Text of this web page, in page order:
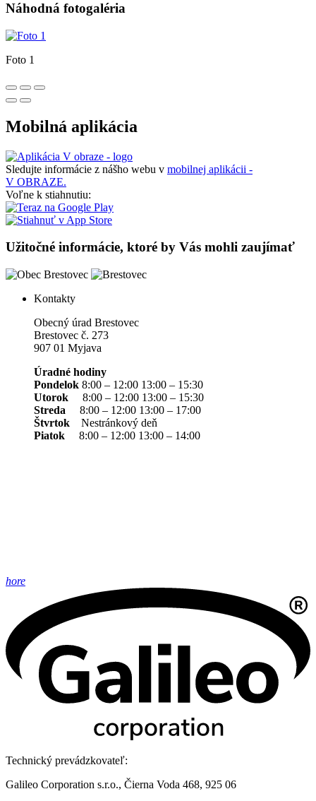
Náhodná fotogaléria
Foto 1
Mobilná aplikácia
Sledujte informácie z nášho webu v mobilnej aplikácii -
V OBRAZE.
Voľne k stiahnutiu:
Užitočné informácie, ktoré by Vás mohli zaujímať
Kontakty
Obecný úrad Brestovec
Brestovec č. 273
907 01 Myjava
Úradné hodiny
Pondelok 8:00 – 12:00 13:00 – 15:30
Utorok 8:00 – 12:00 13:00 – 15:30
Streda 8:00 – 12:00 13:00 – 17:00
Štvrtok Nestránkový deň
Piatok 8:00 – 12:00 13:00 – 14:00
hore
Technický prevádzkovateľ:
Galileo Corporation s.r.o., Čierna Voda 468, 925 06